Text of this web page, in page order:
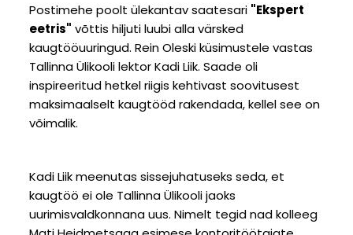
Postimehe poolt ülekantav saatesari "Ekspert
eetris" võttis hiljuti luubi alla värsked
kaugtööuuringud. Rein Oleski küsimustele vastas
Tallinna Ülikooli lektor Kadi Liik. Saade oli
inspireeritud hetkel riigis kehtivast soovitusest
maksimaalselt kaugtööd rakendada, kellel see on
võimalik.
Kadi Liik meenutas sissejuhatuseks seda, et
kaugtöö ei ole Tallinna Ülikooli jaoks
uurimisvaldkonnana uus. Nimelt tegid nad kolleeg